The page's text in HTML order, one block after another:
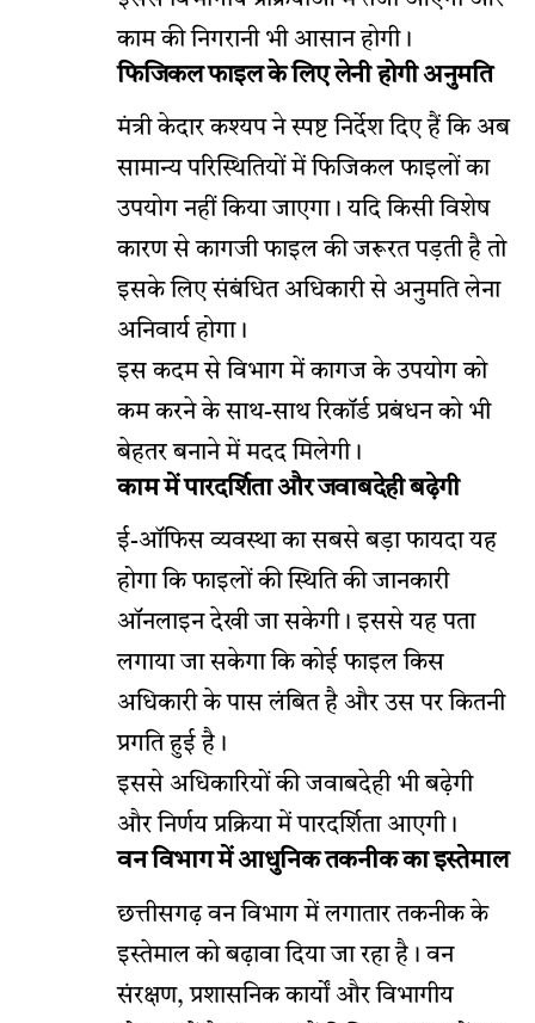
काम की निगरानी भी आसान होगी।
फिजिकल फाइल के लिए लेनी होगी अनुमति
मंत्री केदार कश्यप ने स्पष्ट निर्देश दिए हैं कि अब
सामान्य परिस्थितियों में फिजिकल फाइलों का
उपयोग नहीं किया जाएगा। यदि किसी विशेष
कारण से कागजी फाइल की जरूरत पड़ती है तो
इसके लिए संबंधित अधिकारी से अनुमति लेना
अनिवार्य होगा।
इस कदम से विभाग में कागज के उपयोग को
कम करने के साथ-साथ रिकॉर्ड प्रबंधन को भी
बेहतर बनाने में मदद मिलेगी।
काम में पारदर्शिता और जवाबदेही बढ़ेगी
ई-ऑफिस व्यवस्था का सबसे बड़ा फायदा यह
होगा कि फाइलों की स्थिति की जानकारी
ऑनलाइन देखी जा सकेगी। इससे यह पता
लगाया जा सकेगा कि कोई फाइल किस
अधिकारी के पास लंबित है और उस पर कितनी
प्रगति हुई है।
इससे अधिकारियों की जवाबदेही भी बढ़ेगी
और निर्णय प्रक्रिया में पारदर्शिता आएगी।
वन विभाग में आधुनिक तकनीक का इस्तेमाल
छत्तीसगढ़ वन विभाग में लगातार तकनीक के
इस्तेमाल को बढ़ावा दिया जा रहा है। वन
संरक्षण, प्रशासनिक कार्यों और विभागीय